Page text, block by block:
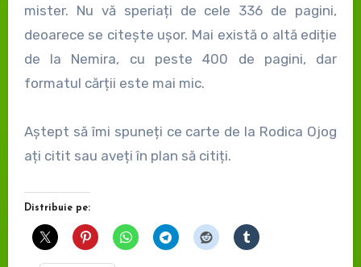
mister. Nu vă speriați de cele 336 de pagini,
deoarece se citește ușor. Mai există o altă ediție
de la Nemira, cu peste 400 de pagini, dar
formatul cărții este mai mic.
Aștept să îmi spuneți ce carte de la Rodica Ojog
ați citit sau aveți în plan să citiți.
Distribuie pe: